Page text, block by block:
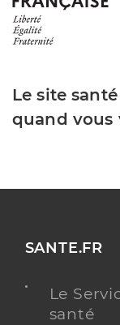
Le site
quand vous
SANTE.FR
Le
santé